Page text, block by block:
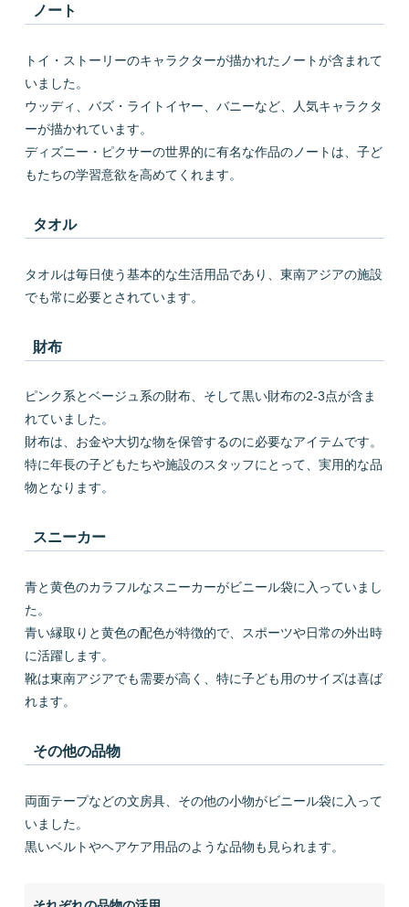
ノート
トイ・ストーリーのキャラクターが描かれたノートが含まれて
いました。
ウッディ、バズ・ライトイヤー、バニーなど、人気キャラクタ
ーが描かれています。
ディズニー・ピクサーの世界的に有名な作品のノートは、子ど
もたちの学習意欲を高めてくれます。
タオル
タオルは毎日使う基本的な生活用品であり、東南アジアの施設
でも常に必要とされています。
財布
ピンク系とベージュ系の財布、そして黒い財布の2-3点が含ま
れていました。
財布は、お金や大切な物を保管するのに必要なアイテムです。
特に年長の子どもたちや施設のスタッフにとって、実用的な品
物となります。
スニーカー
青と黄色のカラフルなスニーカーがビニール袋に入っていまし
た。
青い縁取りと黄色の配色が特徴的で、スポーツや日常の外出時
に活躍します。
靴は東南アジアでも需要が高く、特に子ども用のサイズは喜ば
れます。
その他の品物
両面テープなどの文房具、その他の小物がビニール袋に入って
いました。
黒いベルトやヘアケア用品のような品物も見られます。